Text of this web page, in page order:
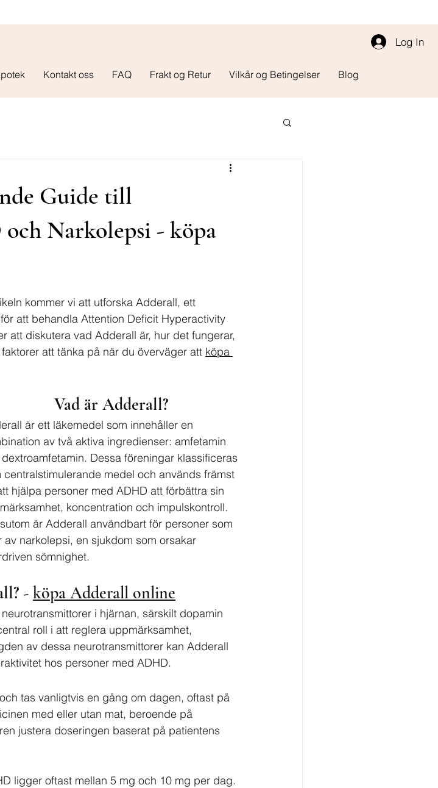
Log In
Kontakt oss FAQ Frakt og Retur Vilkår og Betingelser Blog
Guide till
Narkolepsi - köpa
kommer vi att utforska Adderall, ett
att behandla Attention Deficit Hyperactivity
att diskutera vad Adderall är, hur det fungerar,
att tänka på när du överväger att köpa
Vad är Adderall?
är ett läkemedel som innehåller en
av två aktiva ingredienser: amfetamin
Dessa föreningar klassificeras
centralstimulerande medel och används främst
hjälpa personer med ADHD att förbättra sin
koncentration och impulskontroll.
är Adderall användbart för personer som
av narkolepsi, en sjukdom som orsakar
sömnighet.
- köpa Adderall online
i hjärnan, särskilt dopamin
roll i att reglera uppmärksamhet,
av dessa neurotransmittorer kan Adderall
hos personer med ADHD.
tas vanligtvis en gång om dagen, oftast på
med eller utan mat, beroende på
justera doseringen baserat på patientens
ligger oftast mellan 5 mg och 10 mg per dag.